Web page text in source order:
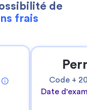
de
frais
Code +
Date